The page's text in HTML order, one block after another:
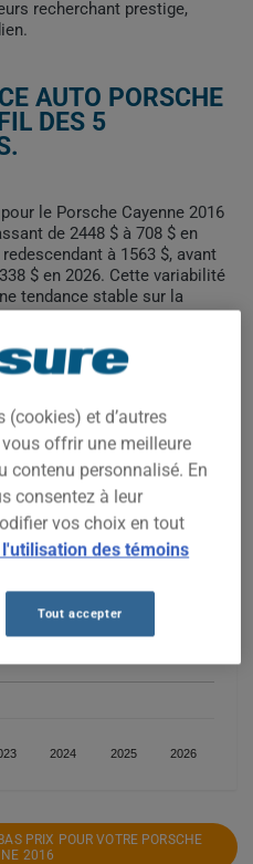
recherchant prestige,
AUTO PORSCHE
DES 5
le Porsche Cayenne 2016
de 2448 $ à 708 $ en
à 1563 $, avant
$ en 2026. Cette variabilité
tendance stable sur la
pour votre véhicule
plus important que jamais de
2024 2025 2026
PRIX POUR VOTRE PORSCHE
2016
et d’autres
offrir une meilleure
contenu personnalisé. En
consentez à leur
vos choix en tout
des témoins
Tout accepter